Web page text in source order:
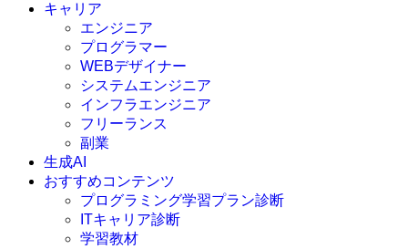
C言語
C#
VBA
Go言語
Kotlin
Java
JavaScript
Swift
Ruby
その他言語
キャリア
エンジニア
プログラマー
WEBデザイナー
システムエンジニア
インフラエンジニア
フリーランス
副業
生成AI
おすすめコンテンツ
プログラミング学習プラン診断
ITキャリア診断
学習教材